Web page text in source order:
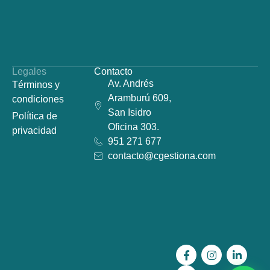
Legales
Términos y
condiciones
Política de
privacidad
Contacto
Av. Andrés
Aramburú 609,
San Isidro
Oficina 303.
951 271 677
contacto@cgestiona.com